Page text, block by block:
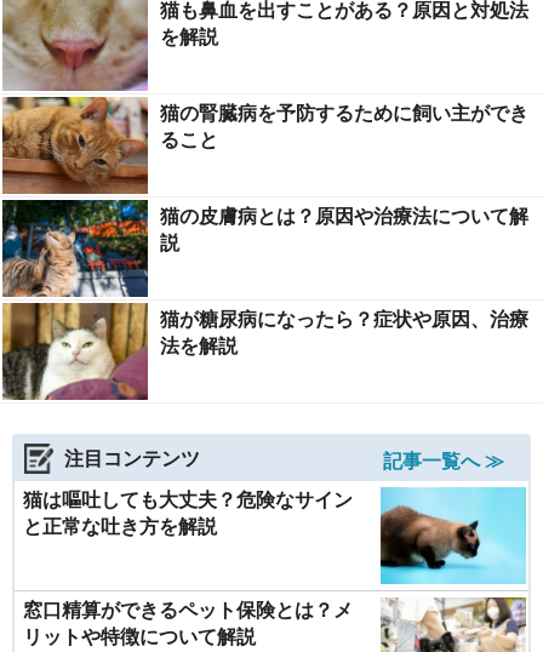
猫も鼻血を出すことがある？原因と対処法
を解説
猫の腎臓病を予防するために飼い主ができ
ること
猫の皮膚病とは？原因や治療法について解
説
猫が糖尿病になったら？症状や原因、治療
法を解説
注目コンテンツ
記事一覧へ ≫
猫は嘔吐しても大丈夫？危険なサイン
と正常な吐き方を解説
窓口精算ができるペット保険とは？メ
リットや特徴について解説